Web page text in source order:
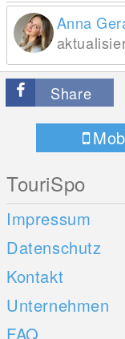
Anna
Share
TouriSpo
Impressum
Datenschutz
Kontakt
Unternehmen
FAQ